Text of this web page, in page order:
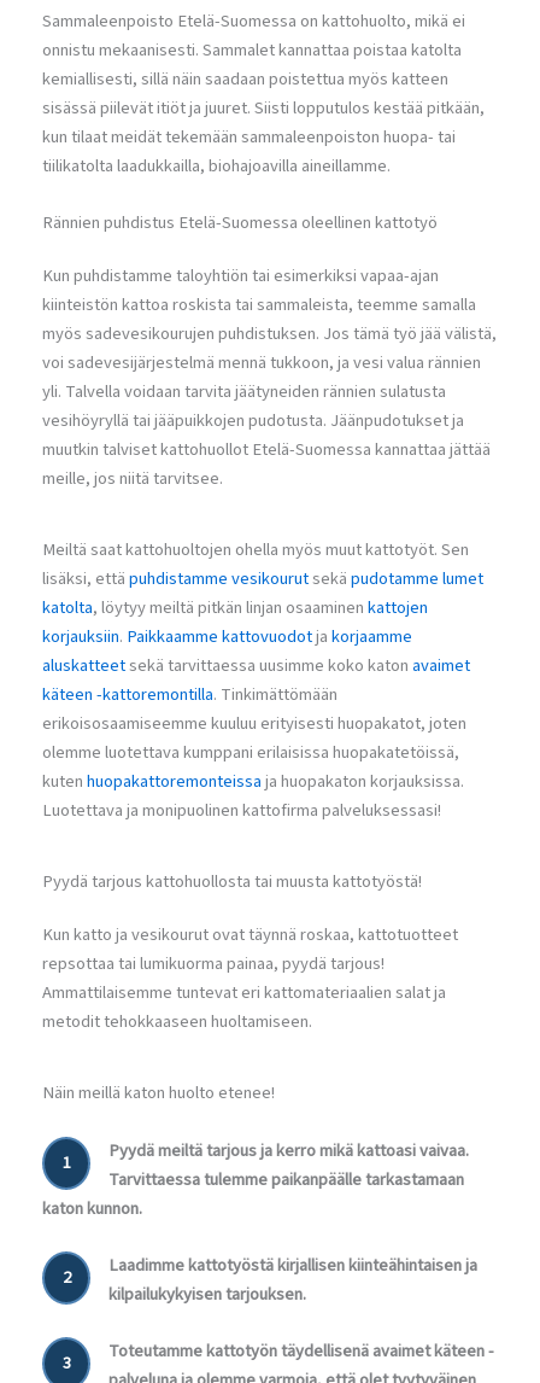
Sammaleenpoisto Etelä-Suomessa on kattohuolto, mikä ei
onnistu mekaanisesti. Sammalet kannattaa poistaa katolta
kemiallisesti, sillä näin saadaan poistettua myös katteen
sisässä piilevät itiöt ja juuret. Siisti lopputulos kestää pitkään,
kun tilaat meidät tekemään sammaleenpoiston huopa- tai
tiilikatolta laadukkailla, biohajoavilla aineillamme.
Rännien puhdistus Etelä-Suomessa oleellinen kattotyö
Kun puhdistamme taloyhtiön tai esimerkiksi vapaa-ajan
kiinteistön kattoa roskista tai sammaleista, teemme samalla
myös sadevesikourujen puhdistuksen. Jos tämä työ jää välistä,
voi sadevesijärjestelmä mennä tukkoon, ja vesi valua rännien
yli. Talvella voidaan tarvita jäätyneiden rännien sulatusta
vesihöyryllä tai jääpuikkojen pudotusta. Jäänpudotukset ja
muutkin talviset kattohuollot Etelä-Suomessa kannattaa jättää
meille, jos niitä tarvitsee.
Meiltä saat kattohuoltojen ohella myös muut kattotyöt. Sen
lisäksi, ettäpuhdistamme vesikourutsekäpudotamme lumet
katolta, löytyy meiltä pitkän linjan osaaminenkattojen
korjauksiin. Paikkaamme kattovuodotjakorjaamme
aluskatteetsekä tarvittaessa uusimme koko katonavaimet
käteen -kattoremontilla. Tinkimättömään
erikoisosaamiseemme kuuluu erityisesti huopakatot, joten
olemme luotettava kumppani erilaisissa huopakatetöissä,
kutenhuopakattoremonteissaja huopakaton korjauksissa.
Luotettava ja monipuolinen kattofirma palveluksessasi!
Pyydä tarjous kattohuollosta tai muusta kattotyöstä!
Kun katto ja vesikourut ovat täynnä roskaa, kattotuotteet
repsottaa tai lumikuorma painaa, pyydä tarjous!
Ammattilaisemme tuntevat eri kattomateriaalien salat ja
metodit tehokkaaseen huoltamiseen.
Näin meillä katon huolto etenee!
1
Pyydä meiltä tarjous ja kerro mikä kattoasi vaivaa.
Tarvittaessa tulemme paikanpäälle tarkastamaan
katon kunnon.
2
Laadimme kattotyöstä kirjallisen kiinteähintaisen ja
kilpailukykyisen tarjouksen.
3
Toteutamme kattotyön täydellisenä avaimet käteen -